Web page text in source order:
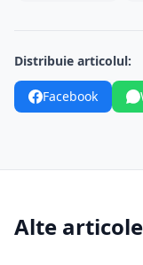
Distribuie articolul:
Facebook
Alte articole